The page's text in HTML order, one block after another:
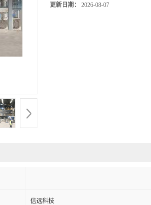
更新日期： 2026-08-07
信远科技